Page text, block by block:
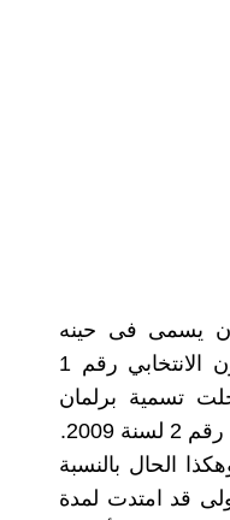
برلمان کوردستان بتاریخ 19/5/1992 وکان یسمى فی حینه
بالمجلس الوطني لكوردستان_العراق، وقد نظمت وفق القانون الانتخابي رقم 1
حلت تسمية برلمان
الحال بالنسبة
قد امتدت لمدة